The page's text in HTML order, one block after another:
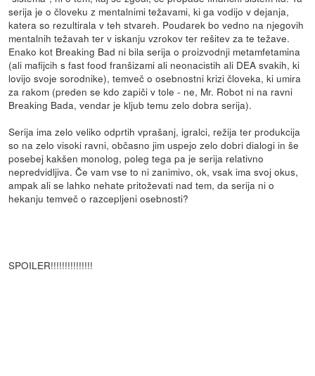
serija je o človeku z mentalnimi težavami, ki ga vodijo v dejanja,
katera so rezultirala v teh stvareh. Poudarek bo vedno na njegovih
mentalnih težavah ter v iskanju vzrokov ter rešitev za te težave.
Enako kot Breaking Bad ni bila serija o proizvodnji metamfetamina
(ali mafijcih s fast food franšizami ali neonacistih ali DEA svakih, ki
lovijo svoje sorodnike), temveč o osebnostni krizi človeka, ki umira
za rakom (preden se kdo zapiči v tole - ne, Mr. Robot ni na ravni
Breaking Bada, vendar je kljub temu zelo dobra serija).
Serija ima zelo veliko odprtih vprašanj, igralci, režija ter produkcija
so na zelo visoki ravni, občasno jim uspejo zelo dobri dialogi in še
posebej kakšen monolog, poleg tega pa je serija relativno
nepredvidljiva. Če vam vse to ni zanimivo, ok, vsak ima svoj okus,
ampak ali se lahko nehate pritoževati nad tem, da serija ni o
hekanju temveč o razcepljeni osebnosti?
SPOILER!!!!!!!!!!!!!!!